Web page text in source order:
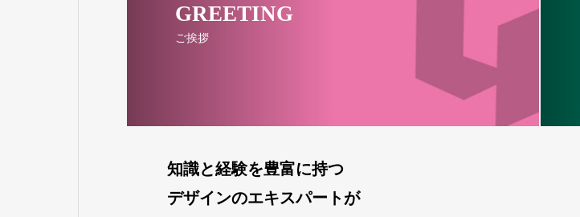
GREETING
ご挨拶
知識と経験を豊富に持つ
デザインのエキスパートが